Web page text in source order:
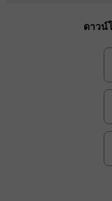
ดาวน์